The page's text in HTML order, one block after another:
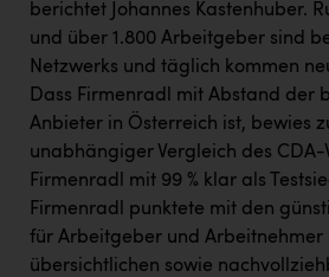
berichtet Johannes Kastenhuber.
und über 1.800 Arbeitgeber sind
Netzwerks und täglich kommen
Dass Firmenradl mit Abstand der
Anbieter in Österreich ist, bewies
unabhängiger Vergleich des
Firmenradl mit 99 % klar als
Firmenradl punktete mit den
für Arbeitgeber und Arbeitnehmer
übersichtlichen sowie